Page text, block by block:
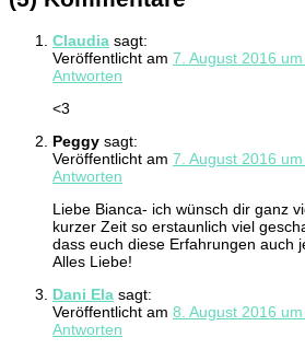
Claudia sagt:
Veröffentlicht am 7. August 2016
Antworten
<3
Peggy sagt:
Veröffentlicht am 7. August 2016
Antworten
Liebe Bianca- ich wünsch dir ganz
kurzer Zeit so erstaunlich viel
dass euch diese Erfahrungen auch
Alles Liebe!
Dani Ela sagt:
Veröffentlicht am 8. August 2016
Antworten